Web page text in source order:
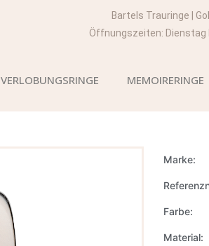
Bartels Trauringe |
Öffnungszeiten: Dienstag
VERLOBUNGSRINGE MEMOIRERINGE
Marke
Farbe
Material